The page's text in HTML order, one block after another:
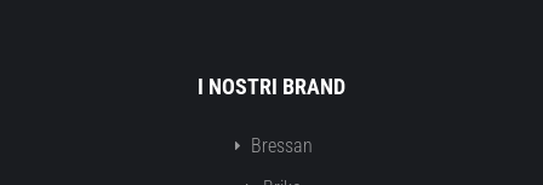
I NOSTRI BRAND
Bressan